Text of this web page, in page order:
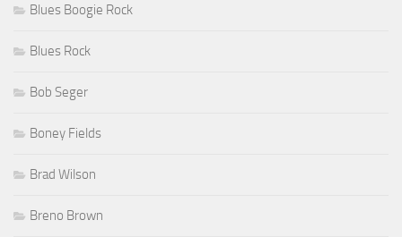
Blues Boogie Rock
Blues Rock
Bob Seger
Boney Fields
Brad Wilson
Breno Brown